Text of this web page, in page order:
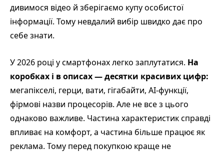
дивимося відео й зберігаємо купу особистої
інформації. Тому невдалий вибір швидко дає про
себе знати.
У 2026 році у смартфонах легко заплутатися. На
коробках і в описах — десятки красивих цифр:
мегапікселі, герци, вати, гігабайти, AI-функції,
фірмові назви процесорів. Але не все з цього
однаково важливе. Частина характеристик справді
впливає на комфорт, а частина більше працює як
реклама. Тому перед покупкою краще не